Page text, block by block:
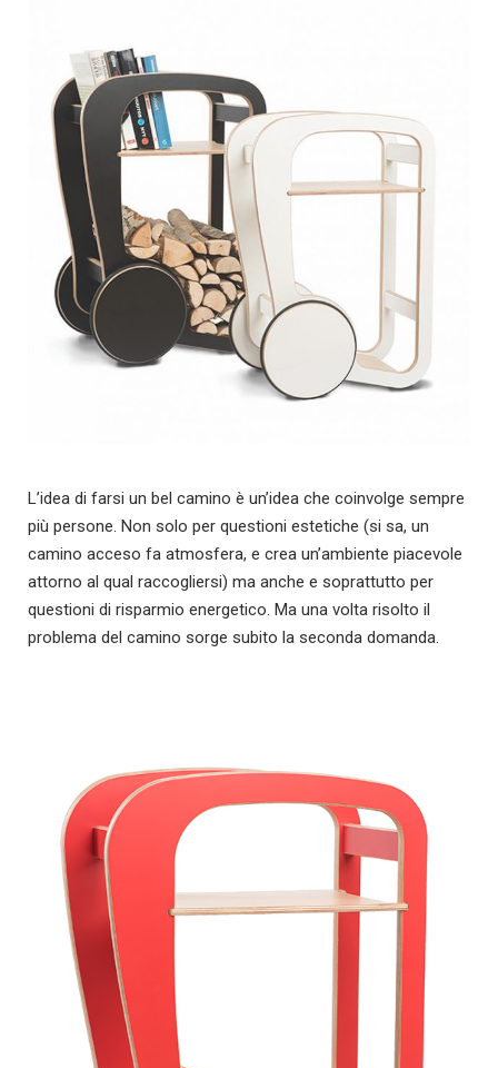
L’idea di farsi un bel camino è un’idea che coinvolge sempre
più persone. Non solo per questioni estetiche (si sa, un
camino acceso fa atmosfera, e crea un’ambiente piacevole
attorno al qual raccogliersi) ma anche e soprattutto per
questioni di risparmio energetico. Ma una volta risolto il
problema del camino sorge subito la seconda domanda.